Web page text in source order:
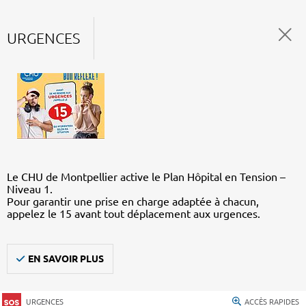
URGENCES
Le CHU de Montpellier active le Plan Hôpital en Tension –
Niveau 1.
Pour garantir une prise en charge adaptée à chacun,
appelez le 15 avant tout déplacement aux urgences.
EN SAVOIR PLUS
URGENCES ACCÈS RAPIDES